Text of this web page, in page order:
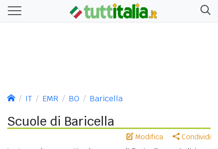
IT EMR BO Baricella
Scuole di Baricella
Modifica Condividi